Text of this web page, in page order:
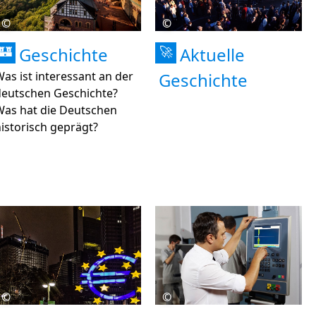
©
Geschichte
ist interessant an der
Geschichte?
hat die Deutschen
geprägt?
©
🚀 Aktuelle
Geschichte
© ©